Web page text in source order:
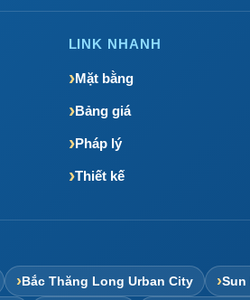
LINK NHANH
Mặt bằng
Bảng giá
Pháp lý
Thiết kế
Bắc Thăng Long Urban City Sun